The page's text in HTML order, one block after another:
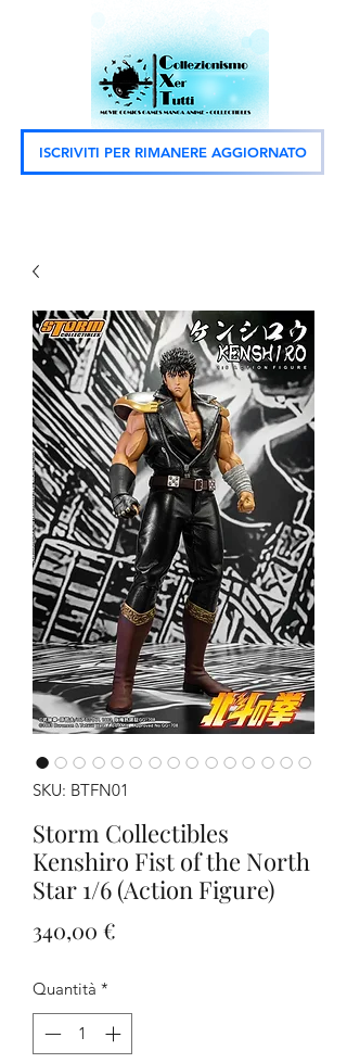
ISCRIVITI PER RIMANERE AGGIORNATO
SKU: BTFN01
Storm Collectibles
Kenshiro Fist of the North
Star 1/6 (Action Figure)
340,00 €
Quantità *